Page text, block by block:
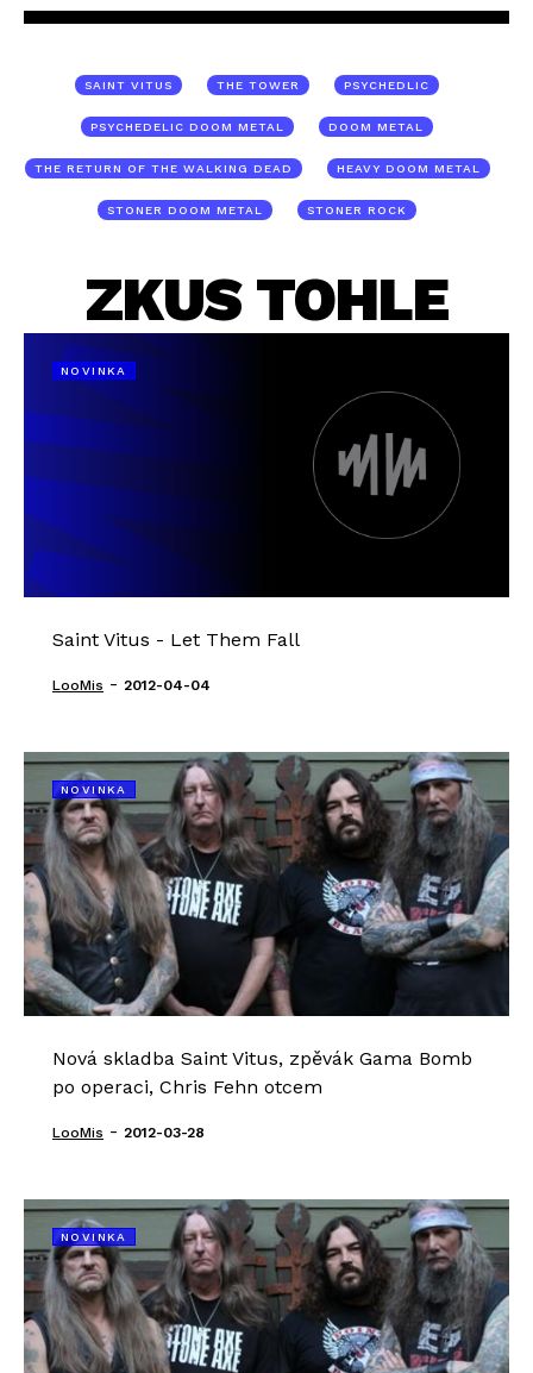
SAINT VITUS THE TOWER PSYCHEDLIC
PSYCHEDELIC DOOM METAL DOOM METAL
THE RETURN OF THE WALKING DEAD HEAVY DOOM METAL
STONER DOOM METAL STONER ROCK
ZKUS TOHLE
NOVINKA
Saint Vitus - Let Them Fall
LooMis - 2012-04-04
NOVINKA
Nová skladba Saint Vitus, zpěvák Gama Bomb
po operaci, Chris Fehn otcem
LooMis - 2012-03-28
NOVINKA